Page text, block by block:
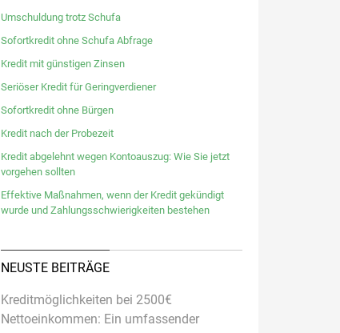
Umschuldung trotz Schufa
Sofortkredit ohne Schufa Abfrage
Kredit mit günstigen Zinsen
Seriöser Kredit für Geringverdiener
Sofortkredit ohne Bürgen
Kredit nach der Probezeit
Kredit abgelehnt wegen Kontoauszug: Wie Sie jetzt
vorgehen sollten
Effektive Maßnahmen, wenn der Kredit gekündigt
wurde und Zahlungsschwierigkeiten bestehen
NEUSTE BEITRÄGE
Kreditmöglichkeiten bei 2500€
Nettoeinkommen: Ein umfassender